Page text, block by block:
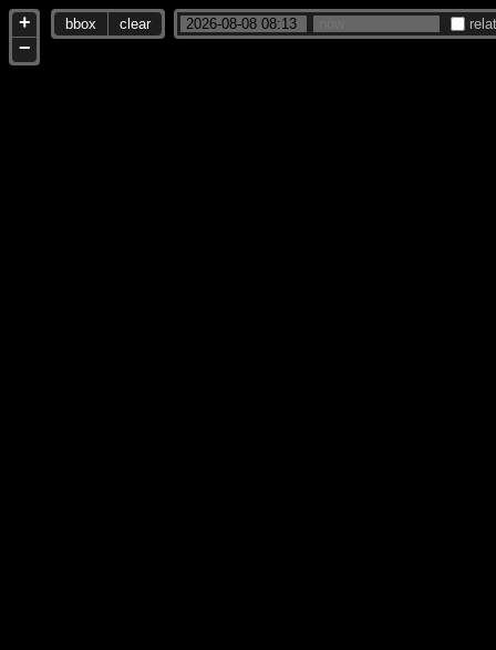
+
−
bbox clear